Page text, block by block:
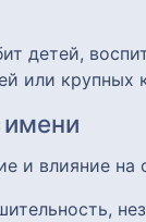
детей,
или крупных
имени
и влияние на